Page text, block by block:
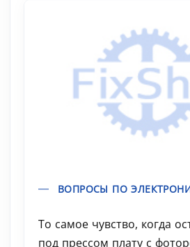
ВОПРОСЫ ПО
То самое чувство, когда
под прессом плату с